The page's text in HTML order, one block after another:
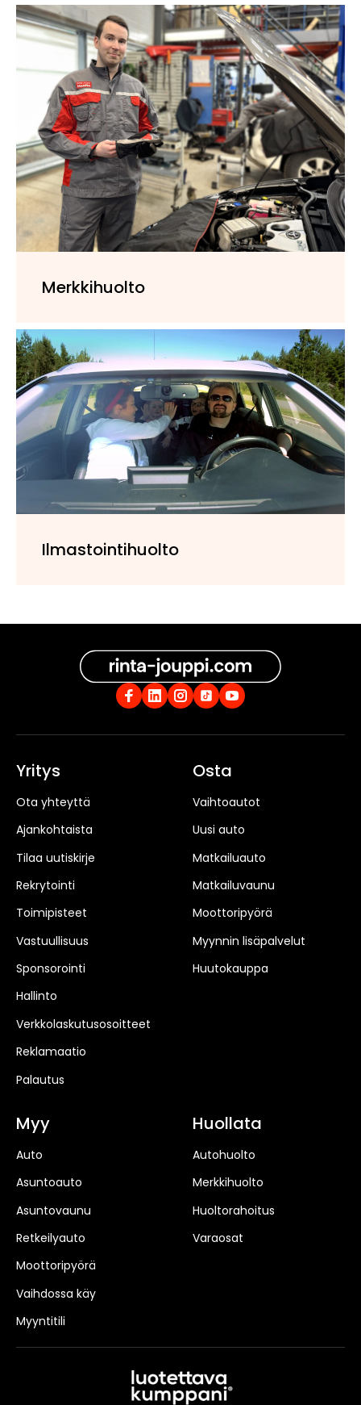
Merkkihuolto
Ilmastointihuolto
Yritys
Ota yhteyttä
Ajankohtaista
Tilaa uutiskirje
Rekrytointi
Toimipisteet
Vastuullisuus
Sponsorointi
Hallinto
Verkkolaskutusosoitteet
Reklamaatio
Palautus
Osta
Vaihtoautot
Uusi auto
Matkailuauto
Matkailuvaunu
Moottoripyörä
Myynnin lisäpalvelut
Huutokauppa
Myy
Auto
Asuntoauto
Asuntovaunu
Retkeilyauto
Moottoripyörä
Vaihdossa käy
Myyntitili
Huollata
Autohuolto
Merkkihuolto
Huoltorahoitus
Varaosat